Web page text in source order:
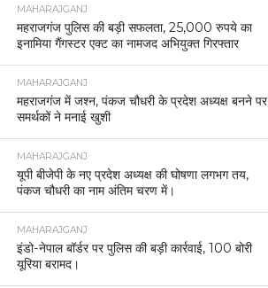
MAHARAJGANJ
महराजगंज पुलिस की बड़ी सफलता, 25,000 रुपये का
इनामिया गैंगस्टर एक्ट का नामजद अभियुक्त गिरफ्तार
MAHARAJGANJ
महराजगंज में जश्न, पंकज चौधरी के प्रदेश अध्यक्ष बनने पर
समर्थकों ने मनाई खुशी
MAHARAJGANJ
यूपी बीजेपी के नए प्रदेश अध्यक्ष की घोषणा लगभग तय,
पंकज चौधरी का नाम अंतिम चरण में।
MAHARAJGANJ
इंडो-नेपाल बॉर्डर पर पुलिस की बड़ी कार्रवाई, 100 बोरी
यूरिया बरामद।